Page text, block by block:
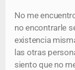
No me
no encontrarle
existencia
las otras
siento que no